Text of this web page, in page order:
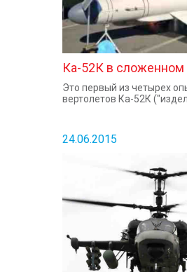
Ка-52К в сложенном
Это первый из четырех
вертолетов Ка-52К
24.06.2015